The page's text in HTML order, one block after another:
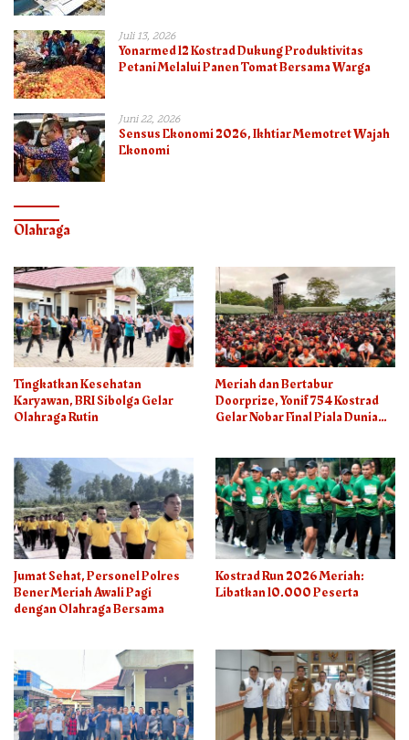
Juli 13, 2026
Yonarmed 12 Kostrad Dukung Produktivitas
Petani Melalui Panen Tomat Bersama Warga
Juni 22, 2026
Sensus Ekonomi 2026, Ikhtiar Memotret Wajah
Ekonomi
Olahraga
Tingkatkan Kesehatan
Karyawan, BRI Sibolga Gelar
Olahraga Rutin
Meriah dan Bertabur
Doorprize, Yonif 754 Kostrad
Gelar Nobar Final Piala Dunia
Jumat Sehat, Personel Polres
Bener Meriah Awali Pagi
dengan Olahraga Bersama
Kostrad Run 2026 Meriah:
Libatkan 10.000 Peserta